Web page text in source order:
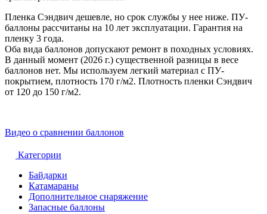
Пленка Сэндвич дешевле, но срок службы у нее ниже. ПУ-
баллоны рассчитаны на 10 лет эксплуатации. Гарантия на
пленку 3 года.
Оба вида баллонов допускают ремонт в походных условиях.
В данный момент (2026 г.) существенной разницы в весе
баллонов нет. Мы используем легкий материал с ПУ-
покрытием, плотность 170 г/м2. Плотность пленки Сэндвич
от 120 до 150 г/м2.
Видео о сравнении баллонов
Категории
Байдарки
Катамараны
Дополнительное снаряжение
Запасные баллоны